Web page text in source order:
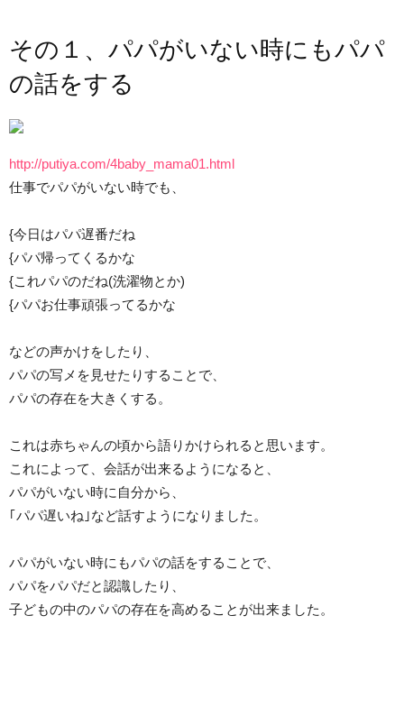
その１、パパがいない時にもパパ
の話をする
http://putiya.com/4baby_mama01.html
仕事でパパがいない時でも、
{今日はパパ遅番だね
{パパ帰ってくるかな
{これパパのだね(洗濯物とか)
{パパお仕事頑張ってるかな
などの声かけをしたり、
パパの写メを見せたりすることで、
パパの存在を大きくする。
これは赤ちゃんの頃から語りかけられると思います。
これによって、会話が出来るようになると、
パパがいない時に自分から、
｢パパ遅いね｣など話すようになりました。
パパがいない時にもパパの話をすることで、
パパをパパだと認識したり、
子どもの中のパパの存在を高めることが出来ました。